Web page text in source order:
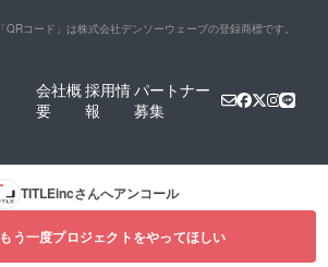
「QRコード」は株式会社デンソーウェーブの登録商標です。
会社概
要
採用情
報
パートナー
募集
TITLEincさんへアンコール
もう一度プロジェクトをやってほしい